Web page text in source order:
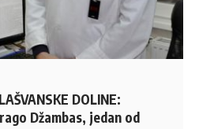
DOLINE:
Džambas, jedan od